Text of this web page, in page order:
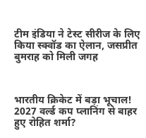
टीम इंडिया ने टेस्ट सीरीज के लिए
किया स्क्वॉड का ऐलान, जसप्रीत
बुमराह को मिली जगह
भारतीय क्रिकेट में बड़ा भूचाल!
2027 वर्ल्ड कप प्लानिंग से बाहर
हुए रोहित शर्मा?